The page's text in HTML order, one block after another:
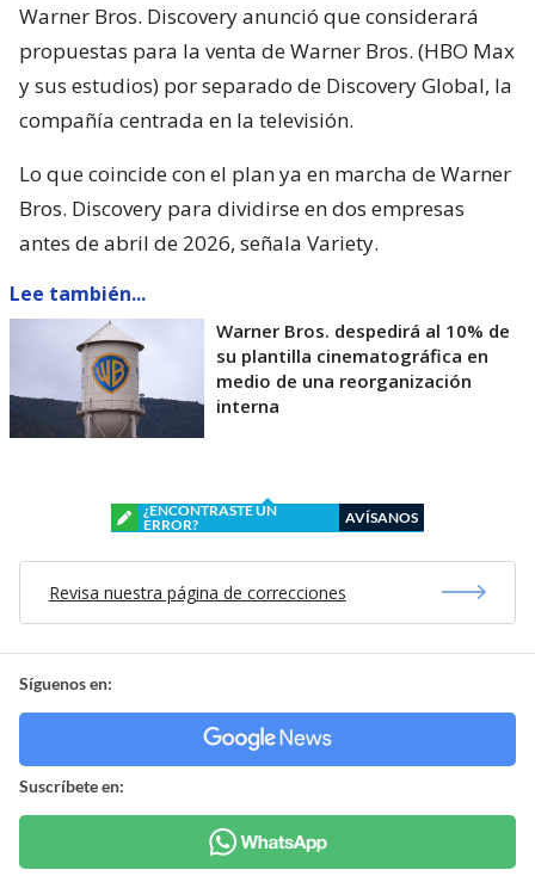
Warner Bros. Discovery anunció que considerará
propuestas para la venta de Warner Bros. (HBO Max
y sus estudios) por separado de Discovery Global, la
compañía centrada en la televisión.
Lo que coincide con el plan ya en marcha de Warner
Bros. Discovery para dividirse en dos empresas
antes de abril de 2026, señala Variety.
Lee también...
Warner Bros. despedirá al 10% de
su plantilla cinematográfica en
medio de una reorganización
interna
¿ENCONTRASTE UN
ERROR?
AVÍSANOS
Revisa nuestra página de correcciones
Síguenos en:
Suscríbete en: